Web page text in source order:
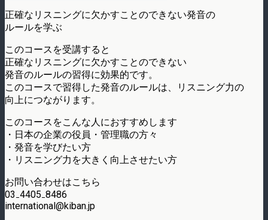
正確なリスニングに欠かすことのできない発音の
ルールを学ぶ
このコースを受講すると
正確なリスニングに欠かすことのできない
発音のルールの習得に効果的です。
このコースで習得した発音のルールは、リスニング力の
向上につながります。
このコースをこんな人におすすめします
・日本の企業の役員・管理職の方々
・発音を学びたい方
・リスニング力を大きく向上させたい方
お問い合わせはこちら
03₋4405₋8486
international@kiban.jp